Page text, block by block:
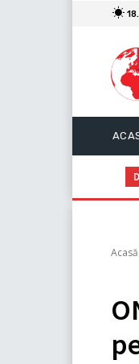
Acasă